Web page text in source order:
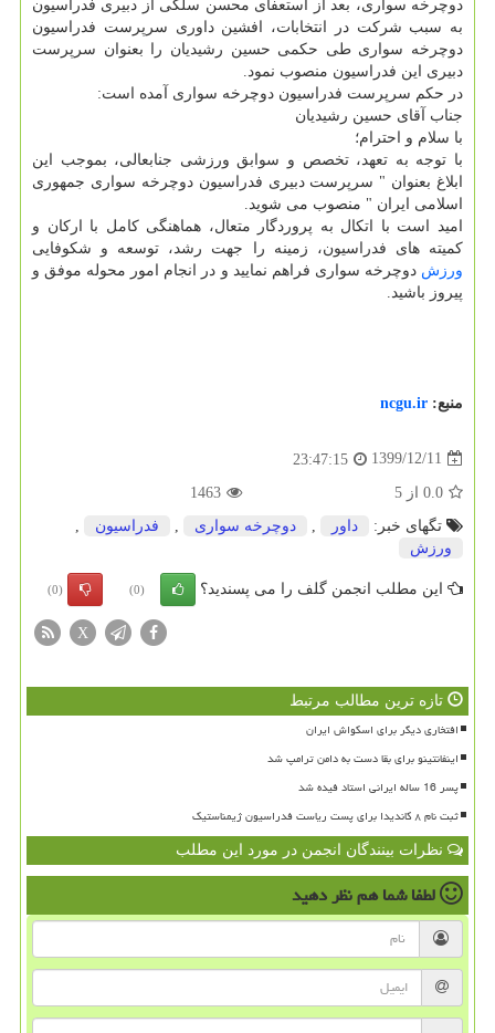
دوچرخه سواری، بعد از استعفای محسن سلگی از دبیری فدراسیون
به سبب شرکت در انتخابات، افشین داوری سرپرست فدراسیون
دوچرخه سواری طی حکمی حسین رشیدیان را بعنوان سرپرست
دبیری این فدراسیون منصوب نمود.
در حکم سرپرست فدراسیون دوچرخه سواری آمده است:
جناب آقای حسین رشیدیان
با سلام و احترام؛
با توجه به تعهد، تخصص و سوابق ورزشی جنابعالی، بموجب این
ابلاغ بعنوان " سرپرست دبیری فدراسیون دوچرخه سواری جمهوری
اسلامی ایران " منصوب می شوید.
امید است با اتکال به پروردگار متعال، هماهنگی کامل با ارکان و
کمیته های فدراسیون، زمینه را جهت رشد، توسعه و شکوفایی
ورزش دوچرخه سواری فراهم نمایید و در انجام امور محوله موفق و
پیروز باشید.
منبع: ncgu.ir
1399/12/11
23:47:15
0.0 از 5
1463
تگهای خبر:
داور دوچرخه سواری فدراسیون
ورزش
این مطلب انجمن گلف را می پسندید؟ (0)
(0)
X
تازه ترین مطالب مرتبط
افتخاری دیگر برای اسکواش ایران
اینفانتینو برای بقا دست به دامن ترامپ شد
پسر 16 ساله ایرانی استاد فیده شد
ثبت نام ۸ کاندیدا برای پست ریاست فدراسیون ژیمناستیک
نظرات بینندگان انجمن در مورد این مطلب
لطفا شما همنظر دهید